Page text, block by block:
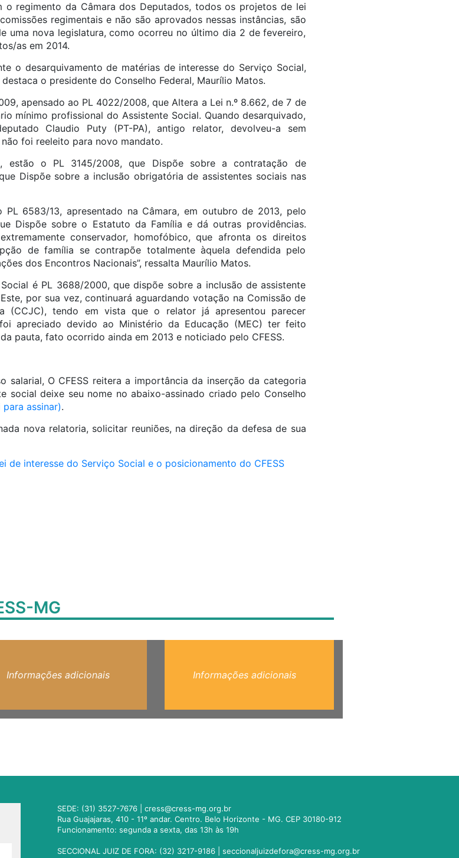
o regimento da Câmara dos Deputados, todos os projetos de lei
regimentais e não são aprovados nessas instâncias, são
uma nova legislatura, como ocorreu no último dia 2 de fevereiro,
as em 2014.
o desarquivamento de matérias de interesse do Serviço Social,
o presidente do Conselho Federal, Maurílio Matos.
apensado ao PL 4022/2008, que Altera a Lei n.º 8.662, de 7 de
mínimo profissional do Assistente Social. Quando desarquivado,
Claudio Puty (PT-PA), antigo relator, devolveu-a sem
foi reeleito para novo mandato.
estão o PL 3145/2008, que Dispõe sobre a contratação de
Dispõe sobre a inclusão obrigatória de assistentes sociais nas
PL 6583/13, apresentado na Câmara, em outubro de 2013, pelo
Dispõe sobre o Estatuto da Família e dá outras providências.
conservador, homofóbico, que afronta os direitos
de família se contrapõe totalmente àquela defendida pelo
dos Encontros Nacionais”, ressalta Maurílio Matos.
é PL 3688/2000, que dispõe sobre a inclusão de assistente
por sua vez, continuará aguardando votação na Comissão de
(CCJC), tendo em vista que o relator já apresentou parecer
apreciado devido ao Ministério da Educação (MEC) ter feito
pauta, fato ocorrido ainda em 2013 e noticiado pelo CFESS.
salarial, O CFESS reitera a importância da inserção da categoria
social deixe seu nome no abaixo-assinado criado pelo Conselho
assinar).
nova relatoria, solicitar reuniões, na direção da defesa de sua
de interesse do Serviço Social e o posicionamento do CFESS
MG
Informações adicionais Informações adicionais
SEDE: (31) 3527-7676 |cress@cress-mg.org.br
Rua Guajajaras, 410 - 11º andar. Centro. Belo Horizonte - MG. CEP 30180-912
Funcionamento: segunda a sexta, das 13h às 19h
SECCIONAL JUIZ DE FORA: (32) 3217-9186 |seccionaljuizdefora@cress-mg.org.br